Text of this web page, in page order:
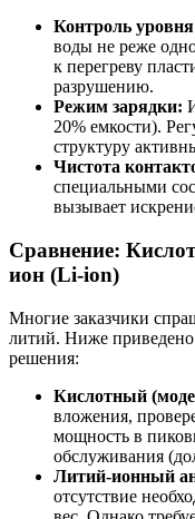
Контроль
воды не реже
к перегреву
разрушению.
Режим зарядки:
20% емкости).
структуру
Чистота
специальными
вызывает
Сравнение:
ион (Li-ion)
Многие заказчики
литий. Ниже приведено
решения:
Кислотный
вложения,
мощность в
обслуживания
Литий-ионный
отсутствие